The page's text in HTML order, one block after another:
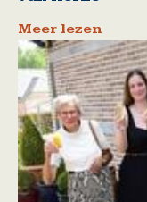
Meer lezen